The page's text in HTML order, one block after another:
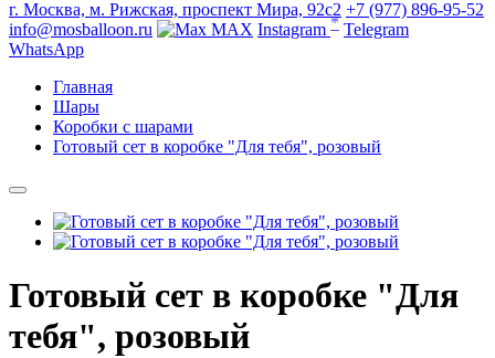
г. Москва, м. Рижская, проспект Мира, 92с2 +7 (977) 896-95-52
info@mosballoon.ru
MAX Instagram * Telegram
WhatsApp
Главная
Шары
Коробки с шарами
Готовый сет в коробке "Для тебя", розовый
Готовый сет в коробке "Для
тебя", розовый